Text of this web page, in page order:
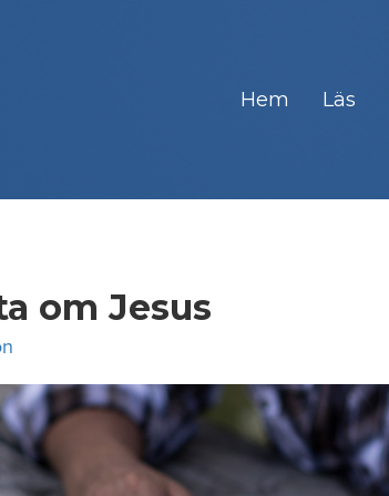
Hem Läs
om Jesus